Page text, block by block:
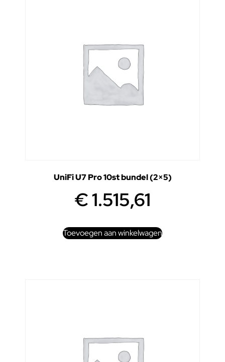
UniFi U7 Pro 10st bundel (2×5)
€1.515,61
Toevoegen aan winkelwagen